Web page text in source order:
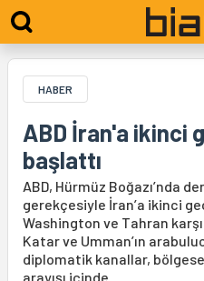
HABER
ABD İran'a ikinci
başlattı
ABD, Hürmüz Boğazı’nda
gerekçesiyle İran’a ikinci
Washington ve Tahran
Katar ve Umman’ın
diplomatik kanallar,
arayışı içinde.